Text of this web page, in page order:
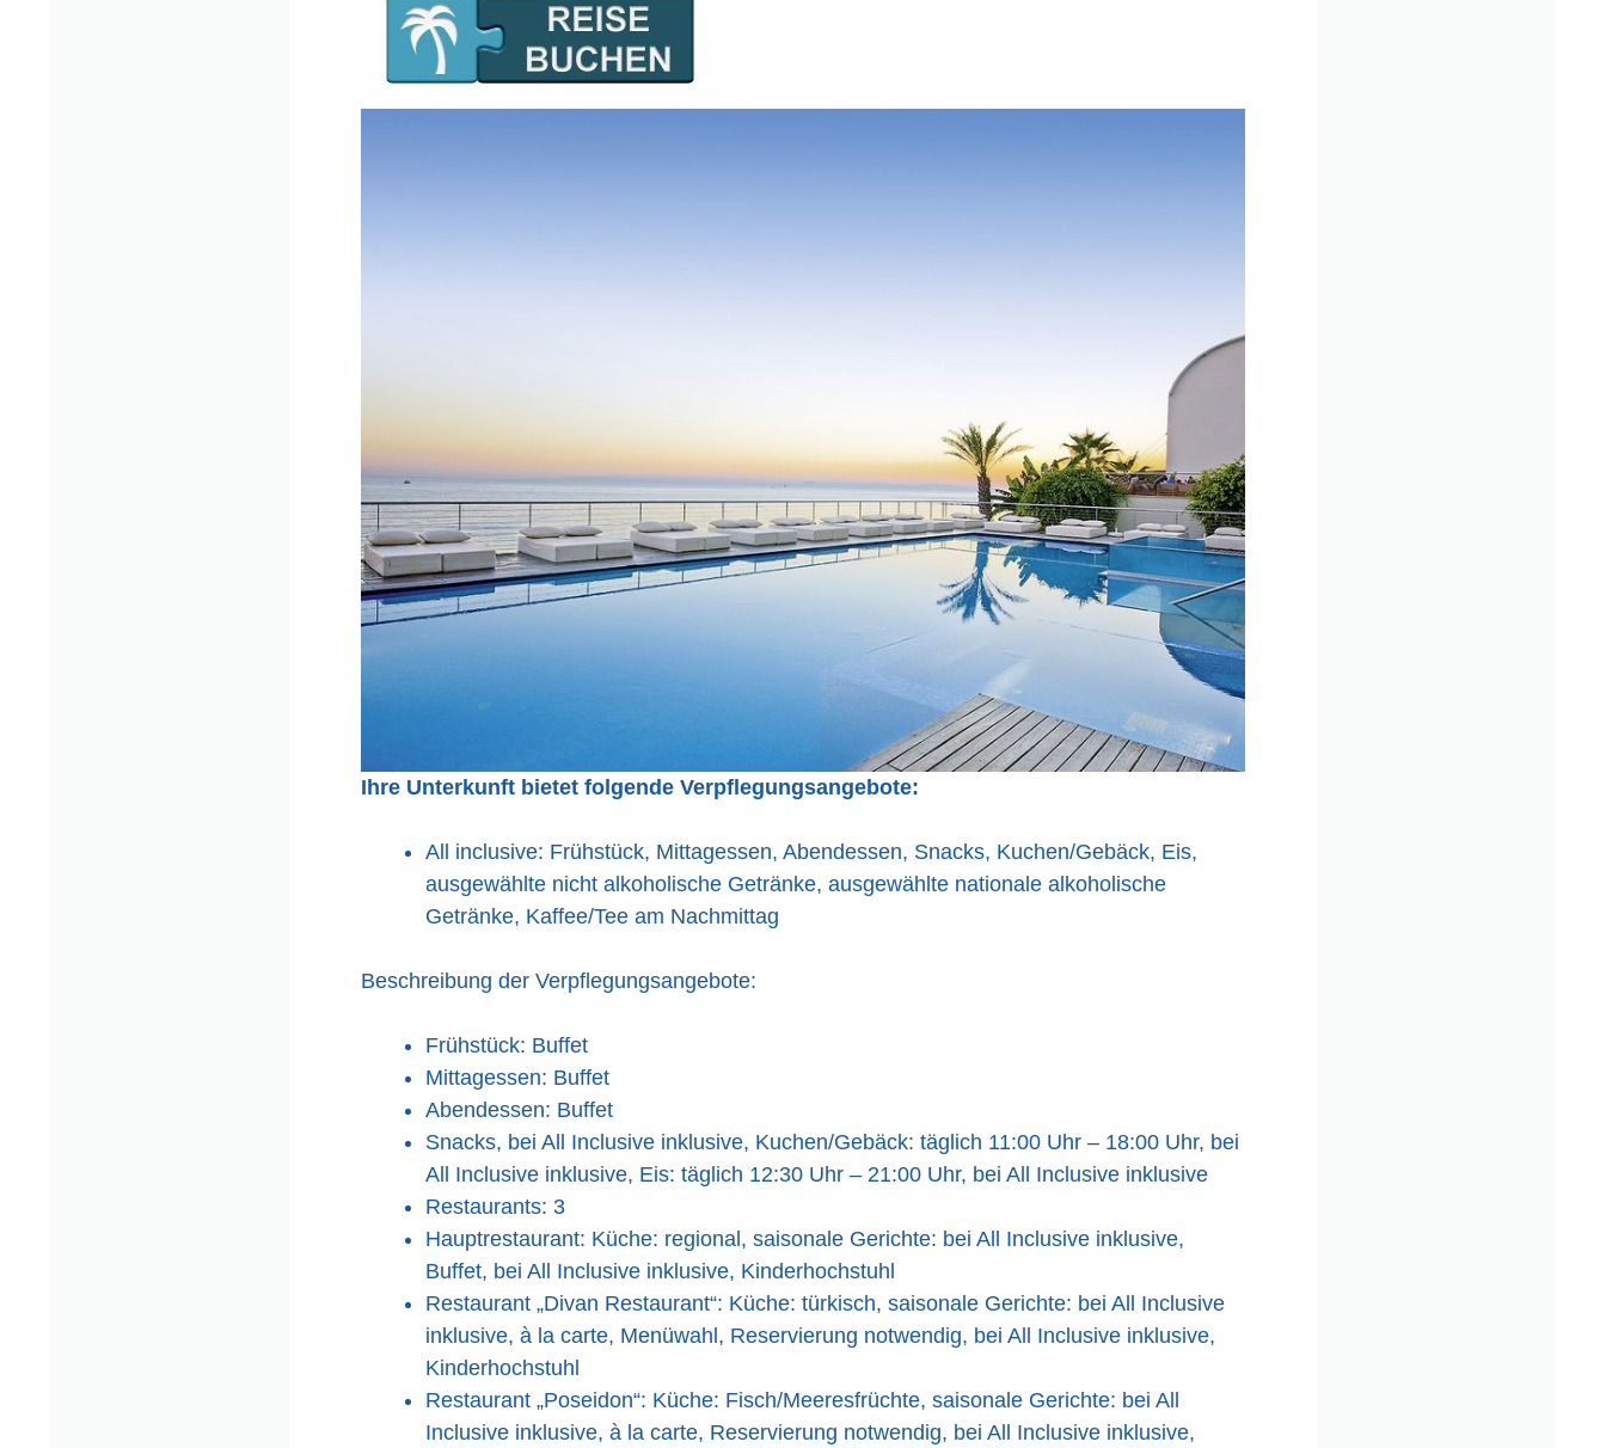
Ihre Unterkunft bietet folgende Verpflegungsangebote:
All inclusive: Frühstück, Mittagessen, Abendessen, Snacks, Kuchen/Gebäck, Eis,
ausgewählte nicht alkoholische Getränke, ausgewählte nationale alkoholische
Getränke, Kaffee/Tee am Nachmittag
Beschreibung der Verpflegungsangebote:
Frühstück: Buffet
Mittagessen: Buffet
Abendessen: Buffet
Snacks, bei All Inclusive inklusive, Kuchen/Gebäck: täglich 11:00 Uhr – 18:00 Uhr, bei
All Inclusive inklusive, Eis: täglich 12:30 Uhr – 21:00 Uhr, bei All Inclusive inklusive
Restaurants: 3
Hauptrestaurant: Küche: regional, saisonale Gerichte: bei All Inclusive inklusive,
Buffet, bei All Inclusive inklusive, Kinderhochstuhl
Restaurant „Divan Restaurant“: Küche: türkisch, saisonale Gerichte: bei All Inclusive
inklusive, à la carte, Menüwahl, Reservierung notwendig, bei All Inclusive inklusive,
Kinderhochstuhl
Restaurant „Poseidon“: Küche: Fisch/Meeresfrüchte, saisonale Gerichte: bei All
Inclusive inklusive, à la carte, Reservierung notwendig, bei All Inclusive inklusive,